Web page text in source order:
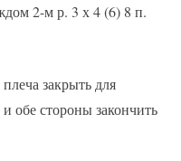
2-м р. 3 х 4 (6) 8 п.
закрыть для
обе стороны закончить